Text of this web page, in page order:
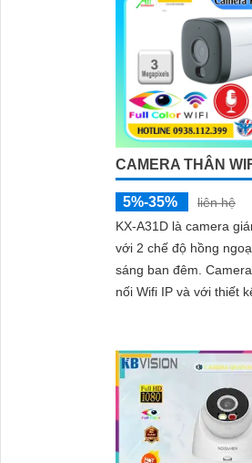
CAMERA THÂN
5%-35%
liên hệ
KX-A31D là camera
với 2 chế độ hồng
sáng ban đêm. Camera sử dụng kết
nối Wifi IP và với thiết
kèm với âm thanh